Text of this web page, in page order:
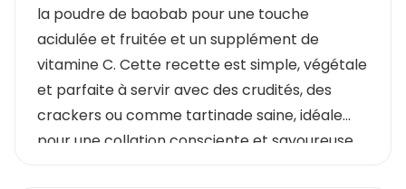
la poudre de baobab pour une touche
acidulée et fruitée et un supplément de
vitamine C. Cette recette est simple, végétale
et parfaite à servir avec des crudités, des
crackers ou comme tartinade saine, idéale
pour une collation consciente et savoureuse.